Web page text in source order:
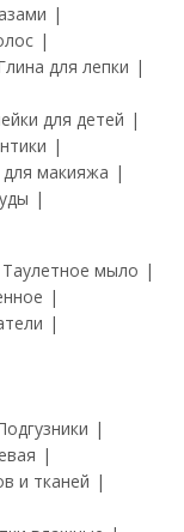
для лепки
для детей
макияжа
Таулетное мыло
и тканей